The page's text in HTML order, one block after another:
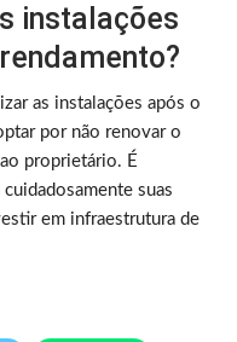
instalações
as instalações após o
por não renovar o
proprietário. É
suas
em infraestrutura de